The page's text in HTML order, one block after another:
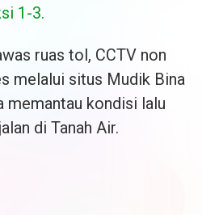
1-3.
ruas tol, CCTV non
melalui situs Mudik Bina
memantau kondisi lalu
di Tanah Air.